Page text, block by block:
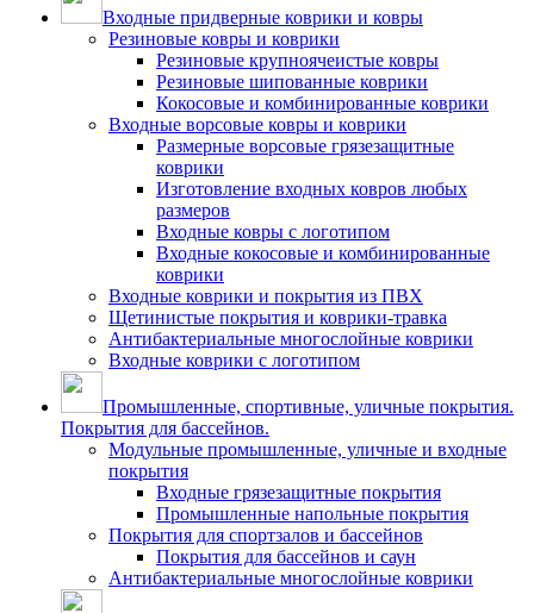
Входные придверные коврики и ковры
Резиновые ковры и коврики
Резиновые крупноячеистые ковры
Резиновые шипованные коврики
Кокосовые и комбинированные коврики
Входные ворсовые ковры и коврики
Размерные ворсовые грязезащитные
коврики
Изготовление входных ковров любых
размеров
Входные ковры с логотипом
Входные кокосовые и комбинированные
коврики
Входные коврики и покрытия из ПВХ
Щетинистые покрытия и коврики-травка
Антибактериальные многослойные коврики
Входные коврики с логотипом
Промышленные, спортивные, уличные покрытия.
Покрытия для бассейнов.
Модульные промышленные, уличные и входные
покрытия
Входные грязезащитные покрытия
Промышленные напольные покрытия
Покрытия для спортзалов и бассейнов
Покрытия для бассейнов и саун
Антибактериальные многослойные коврики